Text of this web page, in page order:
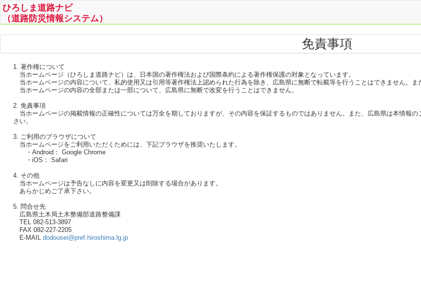
ひろしま道路ナビ
（道路防災情報システム）
免責事項
1. 著作権について
当ホームページ（ひろしま道路ナビ）は、日本国の著作権法および国際条約による著作権保護の対象となっています。
当ホームページの内容について、私的使用又は引用等著作権法上認められた行為を除き、広島県に無断で転載等を行うことはできません。ま
当ホームページの内容の全部または一部について、広島県に無断で改変を行うことはできません。
2. 免責事項
当ホームページの掲載情報の正確性については万全を期しておりますが、その内容を保証するものではありません。また、広島県は本情報
さい。
3. ご利用のブラウザについて
当ホームページをご利用いただくためには、下記ブラウザを推奨いたします。
・Android： Google Chrome
・iOS： Safari
4. その他
当ホームページは予告なしに内容を変更又は削除する場合があります。
あらかじめご了承下さい。
5. 問合せ先
広島県土木局土木整備部道路整備課
TEL 082-513-3897
FAX 082-227-2205
E-MAIL dodousei@pref.hiroshima.lg.jp